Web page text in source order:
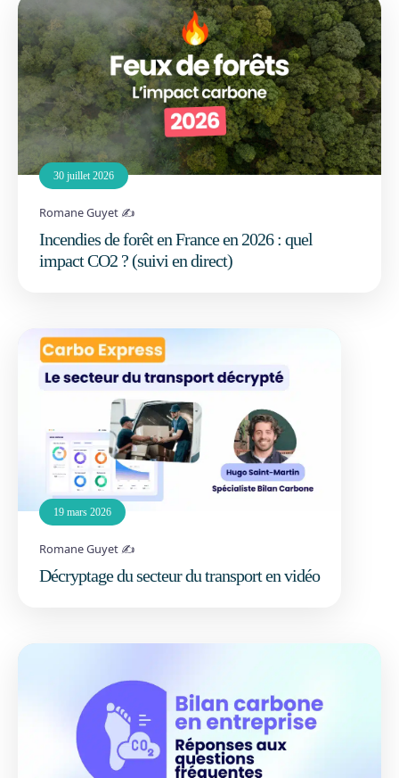
30 juillet 2026
Romane Guyet ✍️
Incendies de forêt en France en 2026 : quel
impact CO2 ? (suivi en direct)
19 mars 2026
Romane Guyet ✍️
Décryptage du secteur du transport en vidéo